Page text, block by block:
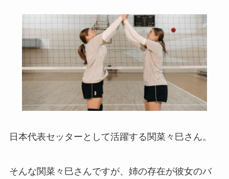
日本代表セッターとして活躍する関菜々巳さん。
そんな関菜々巳さんですが、姉の存在が彼女のバ